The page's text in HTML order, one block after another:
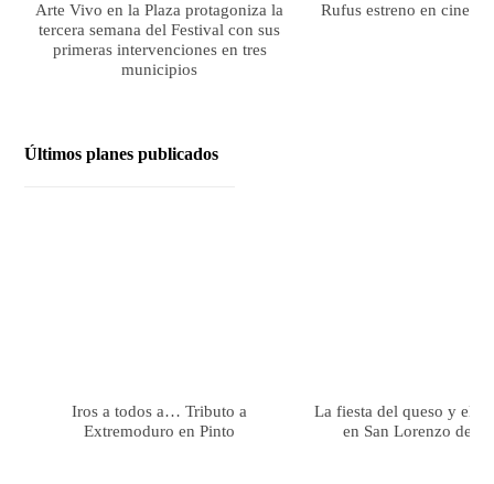
Arte Vivo en la Plaza protagoniza la
tercera semana del Festival con sus
primeras intervenciones en tres
municipios
Rufus estreno en cines
Últimos planes publicados
Iros a todos a… Tributo a
Extremoduro en Pinto
La fiesta del queso y el
en San Lorenzo de